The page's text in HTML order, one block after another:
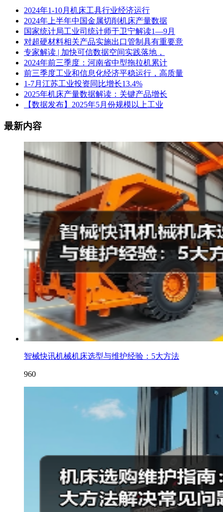
2024年1-10月机床工具行业经济运行
2024年上半年中国金属切削机床产量数据
国家统计局工业司统计师于卫宁解读1—9月
对超硬材料相关产品实施出口管制具有重要意
专家解读 | 加快可信数据空间实践落地，
2024年前三季度：河南省中型拖拉机累计
前三季度工业和信息化经济平稳运行，高质量
1-7月江苏工业投资同比增长13.4%
2025年机床产量数据解读：关键产品增长
【数据发布】2025年5月份规模以上工业
最新内容
智械快讯机械机床选型与维护经验：5大方法
960